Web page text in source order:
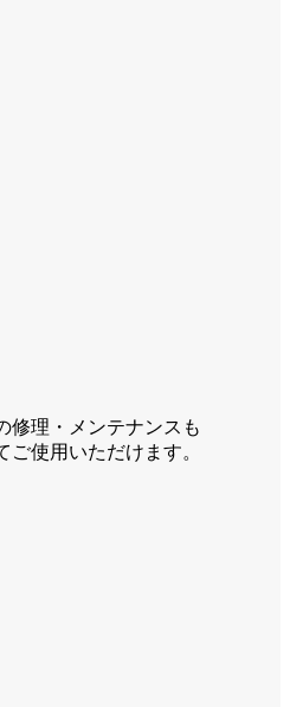
修理・メンテナンスも
使用いただけます。